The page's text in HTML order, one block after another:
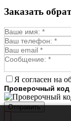
Заказать
Я согласен на
Проверочный код
Отправить